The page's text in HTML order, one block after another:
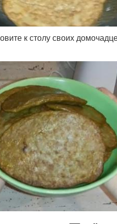
к столу своих